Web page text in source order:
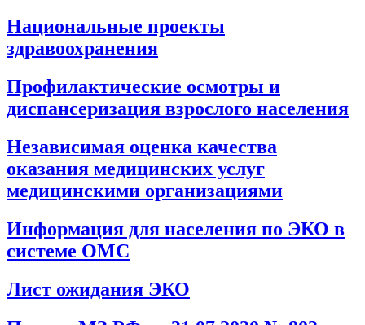
Национальные проекты
здравоохранения
Профилактические осмотры и
диспансеризация взрослого населения
Независимая оценка качества
оказания медицинских услуг
медицинскими организациями
Информация для населения по ЭКО в
системе ОМС
Лист ожидания ЭКО